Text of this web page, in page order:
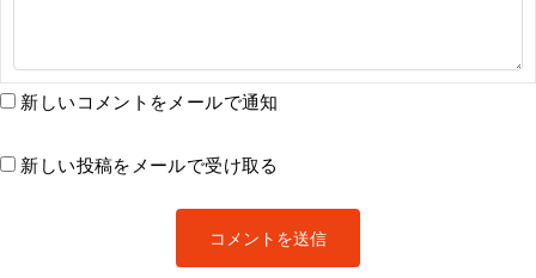
新しいコメントをメールで通知
新しい投稿をメールで受け取る